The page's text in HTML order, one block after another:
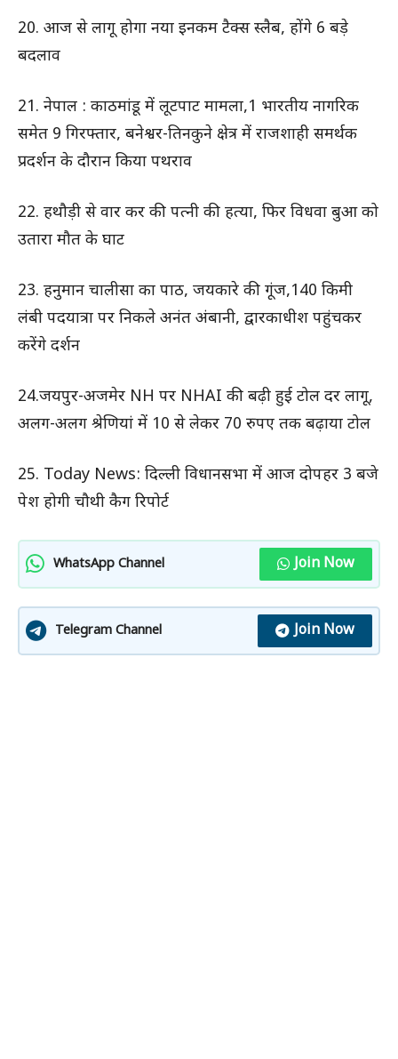
20. आज से लागू होगा नया इनकम टैक्स स्लैब, होंगे 6 बड़े
बदलाव
21. नेपाल : काठमांडू में लूटपाट मामला,1 भारतीय नागरिक
समेत 9 गिरफ्तार, बनेश्वर-तिनकुने क्षेत्र में राजशाही समर्थक
प्रदर्शन के दौरान किया पथराव
22. हथौड़ी से वार कर की पत्नी की हत्या, फिर विधवा बुआ को
उतारा मौत के घाट
23. हनुमान चालीसा का पाठ, जयकारे की गूंज,140 किमी
लंबी पदयात्रा पर निकले अनंत अंबानी, द्वारकाधीश पहुंचकर
करेंगे दर्शन
24.जयपुर-अजमेर NH पर NHAI की बढ़ी हुई टोल दर लागू,
अलग-अलग श्रेणियां में 10 से लेकर 70 रुपए तक बढ़ाया टोल
25. Today News: दिल्ली विधानसभा में आज दोपहर 3 बजे
पेश होगी चौथी कैग रिपोर्ट
WhatsApp Channel Join Now
Telegram Channel Join Now